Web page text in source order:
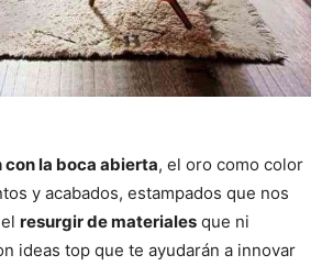
con la boca abierta, el oro como color
y acabados, estampados que nos
resurgir de materiales que ni
ideas top que te ayudarán a innovar